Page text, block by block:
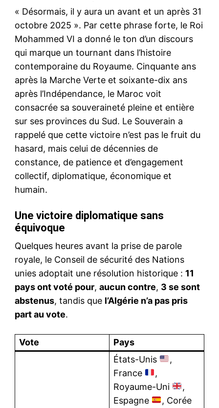
« Désormais, il y aura un avant et un après 31
octobre 2025 ». Par cette phrase forte, le Roi
Mohammed VI a donné le ton d’un discours
qui marque un tournant dans l’histoire
contemporaine du Royaume. Cinquante ans
après la Marche Verte et soixante-dix ans
après l’Indépendance, le Maroc voit
consacrée sa souveraineté pleine et entière
sur ses provinces du Sud. Le Souverain a
rappelé que cette victoire n’est pas le fruit du
hasard, mais celui de décennies de
constance, de patience et d’engagement
collectif, diplomatique, économique et
humain.
Une victoire diplomatique sans
équivoque
Quelques heures avant la prise de parole
royale, le Conseil de sécurité des Nations
unies adoptait une résolution historique : 11
pays ont voté pour, aucun contre, 3 se sont
abstenus, tandis que l’Algérie n’a pas pris
part au vote.
Vote Pays
États-Unis
,
France
,
Royaume-Uni
,
Espagne
, Corée